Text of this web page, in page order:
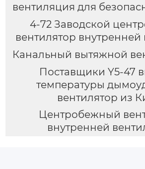
вентиляция для
4-72 Заводской
вентилятор
Канальный вытяжной
Поставщики Y5-47
температуры
вентилятор из
Центробежный
внутренней